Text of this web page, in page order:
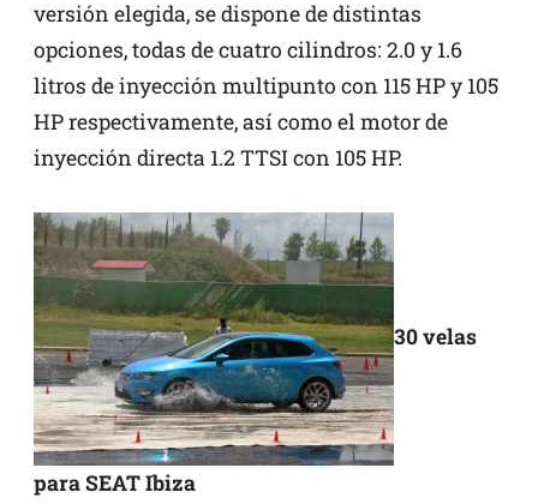
versión elegida, se dispone de distintas
opciones, todas de cuatro cilindros: 2.0 y 1.6
litros de inyección multipunto con 115 HP y 105
HP respectivamente, así como el motor de
inyección directa 1.2 TTSI con 105 HP.
30 velas
para SEAT Ibiza